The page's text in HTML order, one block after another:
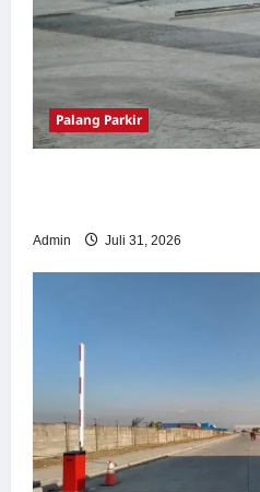
Palang Parkir
Admin Juli 31, 2026